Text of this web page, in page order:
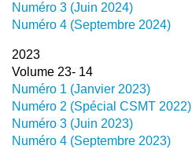
Numéro 3 (Juin 2024)
Numéro 4 (Septembre 2024)
2023
Volume 23- 14
Numéro 1 (Janvier 2023)
Numéro 2 (Spécial CSMT 2022)
Numéro 3 (Juin 2023)
Numéro 4 (Septembre 2023)